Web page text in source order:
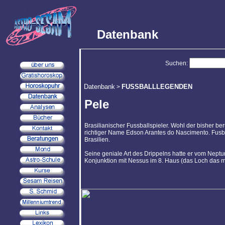
Datenbank
Suchen:
Datenbank > FUSSBALLLEGENDEN
Pele
Brasilianischer Fussballspieler. Wohl der bisher
richtiger Name Edson Arantes do Nascimento.
Brasilien.
Seine geniale Art des Drippelns hatte er vom
Konjunktion mit Nessus im 8. Haus (das Loch das